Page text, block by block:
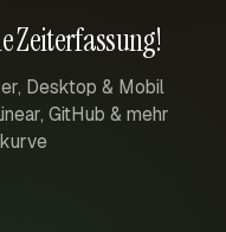
Zeiterfassung!
Desktop & Mobil
GitHub & mehr